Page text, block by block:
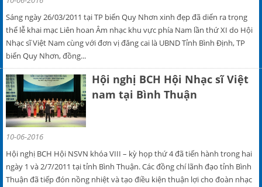
Sáng ngày 26/03/2011 tại TP biển Quy Nhơn xinh đẹp đã diển ra trọng
thể lễ khai mạc Liên hoan Âm nhạc khu vực phía Nam lần thứ XI do Hội
Nhạc sĩ Việt Nam cùng với đơn vị đăng cai là UBND Tỉnh Bình Định, TP
biển Quy Nhơn, đồng...
Hội nghị BCH Hội Nhạc sĩ Việt
nam tại Bình Thuận
10-06-2016
Hội nghị BCH Hội NSVN khóa VIII – kỳ họp thứ 4 đã tiến hành trong hai
ngày 1 và 2/7/2011 tại tỉnh Bình Thuận. Các đồng chí lãnh đạo tỉnh Bình
Thuận đã tiếp đón nồng nhiệt và tạo điều kiện thuận lợi cho đoàn nhạc